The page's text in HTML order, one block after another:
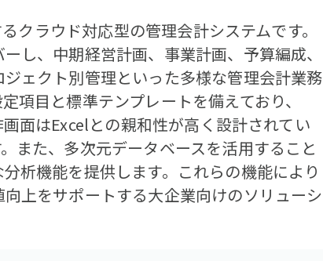
ラウド対応型の管理会計システムです。
し、中期経営計画、事業計画、予算編成、
ェクト別管理といった多様な管理会計業務
項目と標準テンプレートを備えており、
面はExcelとの親和性が高く設計されてい
また、多次元データベースを活用すること
析機能を提供します。これらの機能により
上をサポートする大企業向けのソリューシ